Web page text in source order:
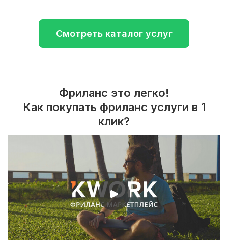
Смотреть каталог услуг
Фриланс это легко!
Как покупать фриланс услуги в 1
клик?